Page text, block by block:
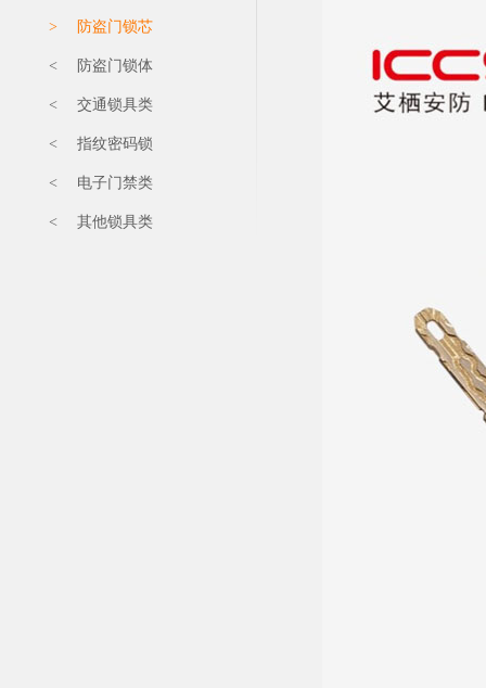
> 防盗门锁芯
< 防盗门锁体
< 交通锁具类
< 指纹密码锁
< 电子门禁类
< 其他锁具类